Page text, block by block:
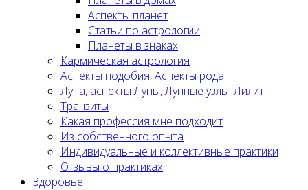
Аспекты планет
Статьи по астрологии
Планеты в знаках
Кармическая астрология
Аспекты подобия, Аспекты рода
Луна, аспекты Луны, Лунные узлы, Лилит
Транзиты
Какая профессия мне подходит
Из собственного опыта
Индивидуальные и коллективные практики
Отзывы о практиках
Здоровье